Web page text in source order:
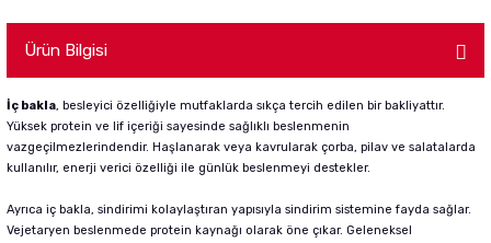
Ürün Bilgisi
İç bakla, besleyici özelliğiyle mutfaklarda sıkça tercih edilen bir bakliyattır.
Yüksek protein ve lif içeriği sayesinde sağlıklı beslenmenin
vazgeçilmezlerindendir. Haşlanarak veya kavrularak çorba, pilav ve salatalarda
kullanılır, enerji verici özelliği ile günlük beslenmeyi destekler.
Ayrıca iç bakla, sindirimi kolaylaştıran yapısıyla sindirim sistemine fayda sağlar.
Vejetaryen beslenmede protein kaynağı olarak öne çıkar. Geleneksel